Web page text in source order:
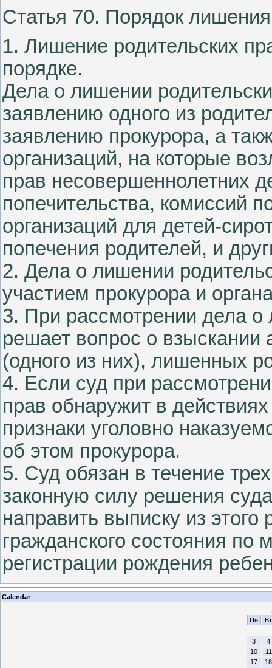
Статья 70. Порядок
1. Лишение родительских
порядке.
Дела о лишении
заявлению одного из
заявлению прокурора, а
организаций, на которые
прав несовершеннолетних
попечительства, комиссий
организаций для детей-
попечения родителей, и
2. Дела о лишении
участием прокурора и
3. При рассмотрении дела о
решает вопрос о взыскании
(одного из них), лишенных
4. Если суд при
прав обнаружит в
признаки уголовно
об этом прокурора.
5. Суд обязан в течение
законную силу решения
направить выписку из
гражданского состояния по
регистрации рождения
Calendar
Пн
Вт
3
4
10
11
17
18